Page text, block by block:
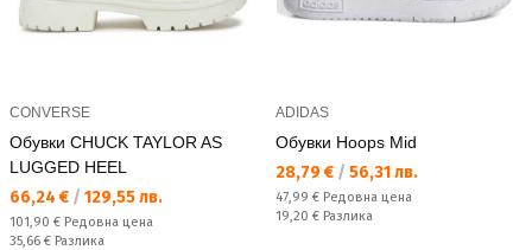
CONVERSE
Обувки CHUCK TAYLOR AS
LUGGED HEEL
Текуща цена:
66,24 € / 129,55 лв.
Редовна цена:
101,90 € Редовна цена
Спестявате:
35,66 € Разлика
ADIDAS
Обувки Hoops Mid
Текуща цена:
28,79 € / 56,31 лв.
Редовна цена:
47,99 € Редовна цена
Спестявате:
19,20 € Разлика